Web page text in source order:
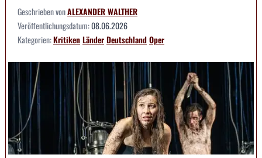
Geschrieben vonALEXANDER WALTHER
Veröffentlichungsdatum:08.06.2026
Kategorien:KritikenLänderDeutschlandOper